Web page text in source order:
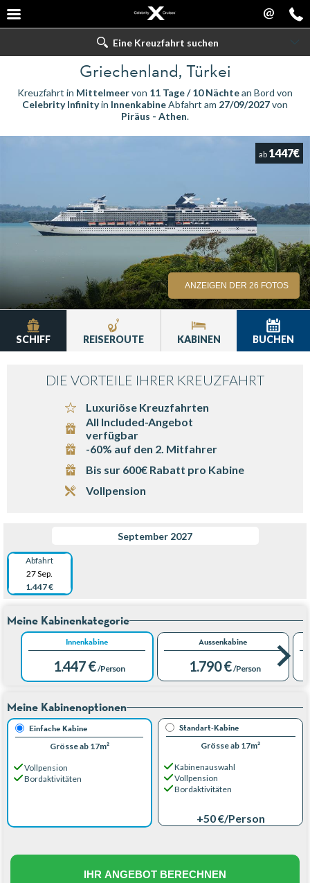
@
Eine Kreuzfahrt suchen
Griechenland, Türkei
Kreuzfahrt in Mittelmeervon 11 Tage / 10 Nächtean Bord von
Celebrity Infinityin InnenkabineAbfahrt am 27/09/2027von
Piräus - Athen.
ab 1447€
ANZEIGEN DER 26 FOTOS
SCHIFF REISEROUTE KABINEN BUCHEN
DIE VORTEILE IHRER KREUZFAHRT
Luxuriöse Kreuzfahrten
All Included-Angebot
verfügbar
-60% auf den 2. Mitfahrer
Bis sur 600€ Rabatt pro Kabine
Vollpension
September 2027
Abfahrt
27 Sep.
1.447 €
Meine Kabinenkategorie
Innenkabine
1.447 € /Person
Aussenkabine
1.790 € /Person
Meine Kabinenoptionen
Einfache Kabine
Grösse ab 17m²
Vollpension
Bordaktivitäten
Standart-Kabine
Grösse ab 17m²
Kabinenauswahl
Vollpension
Bordaktivitäten
+50 €/Person
IHR ANGEBOT BERECHNEN